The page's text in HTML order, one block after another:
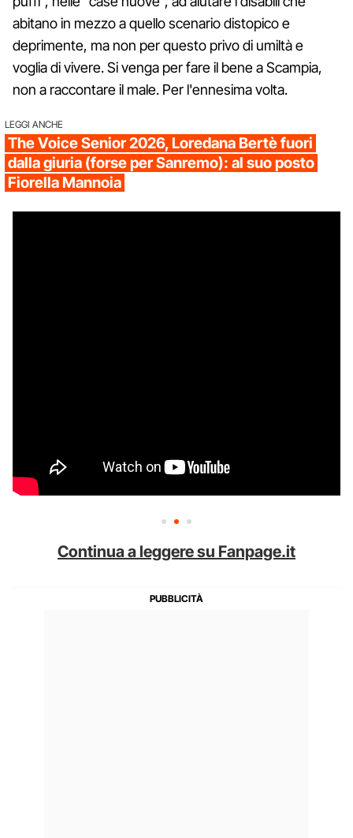
abitano in mezzo a quello scenario distopico e
deprimente, ma non per questo privo di umiltà e
voglia di vivere. Si venga per fare il bene a Scampia,
non a raccontare il male. Per l'ennesima volta.
LEGGI ANCHE
The Voice Senior 2026, Loredana Bertè fuori
dalla giuria (forse per Sanremo): al suo posto
Fiorella Mannoia
Continua a leggere su Fanpage.it